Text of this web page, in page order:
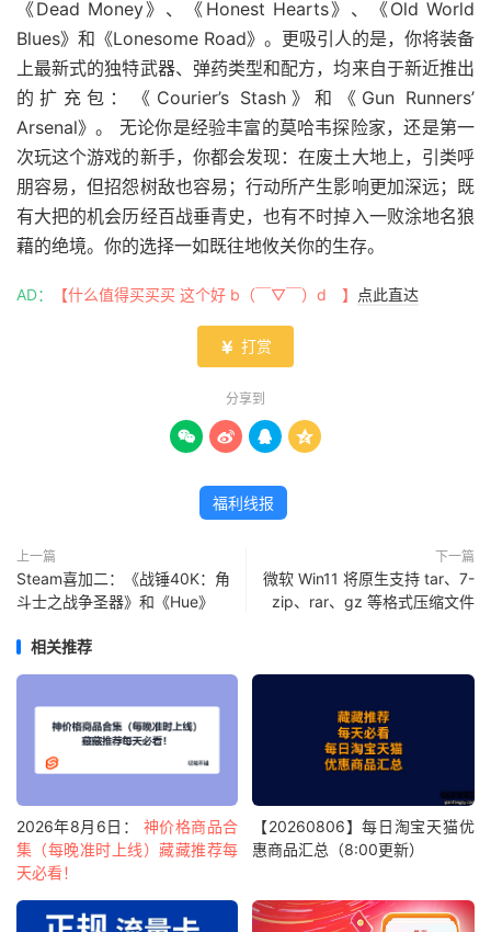
《Dead Money》、《Honest Hearts》、《Old World
Blues》和《Lonesome Road》。更吸引人的是，你将装备
上最新式的独特武器、弹药类型和配方，均来自于新近推出
的扩充包：《Courier’s Stash》和《Gun Runners’
Arsenal》。 无论你是经验丰富的莫哈韦探险家，还是第一
次玩这个游戏的新手，你都会发现：在废土大地上，引类呼
朋容易，但招怨树敌也容易；行动所产生影响更加深远；既
有大把的机会历经百战垂青史，也有不时掉入一败涂地名狼
藉的绝境。你的选择一如既往地攸关你的生存。
AD： 【什么值得买买买 这个好 b（￣▽￣）d 】 点此直达
 打赏
分享到
   
福利线报
上一篇
Steam喜加二：《战锤40K：角
斗士之战争圣器》和《Hue》
下一篇
微软 Win11 将原生支持 tar、7-
zip、rar、gz 等格式压缩文件
相关推荐
2026年8月6日： 神价格商品合
集（每晚准时上线）藏藏推荐每
天必看！
【20260806】每日淘宝天猫优
惠商品汇总（8:00更新）